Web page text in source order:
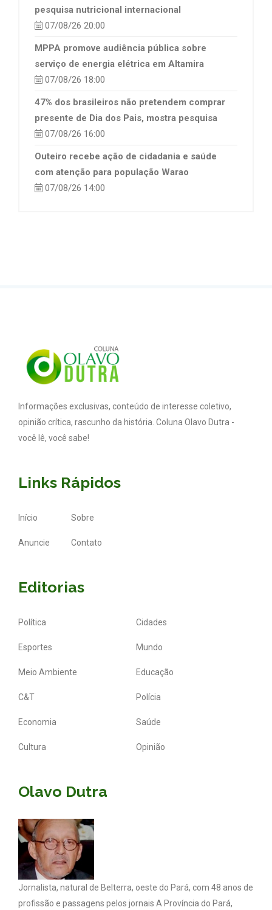
pesquisa nutricional internacional
07/08/26 20:00
MPPA promove audiência pública sobre
serviço de energia elétrica em Altamira
07/08/26 18:00
47% dos brasileiros não pretendem comprar
presente de Dia dos Pais, mostra pesquisa
07/08/26 16:00
Outeiro recebe ação de cidadania e saúde
com atenção para população Warao
07/08/26 14:00
Informações exclusivas, conteúdo de interesse coletivo,
opinião crítica, rascunho da história. Coluna Olavo Dutra -
você lê, você sabe!
Links Rápidos
Início Sobre
Anuncie Contato
Editorias
Política Cidades
Esportes Mundo
Meio Ambiente Educação
C&T Polícia
Economia Saúde
Cultura Opinião
Olavo Dutra
Jornalista, natural de Belterra, oeste do Pará, com 48 anos de
profissão e passagens pelos jornais A Província do Pará,